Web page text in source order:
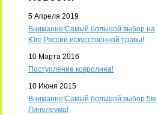
5 Апреля 2019
Внимание!Самый большой выбор на
Юге России искусственной травы!
10 Марта 2016
Поступление ковролина!
10 Июня 2015
Внимание!Самый большой выбор 5м
Линолеума!